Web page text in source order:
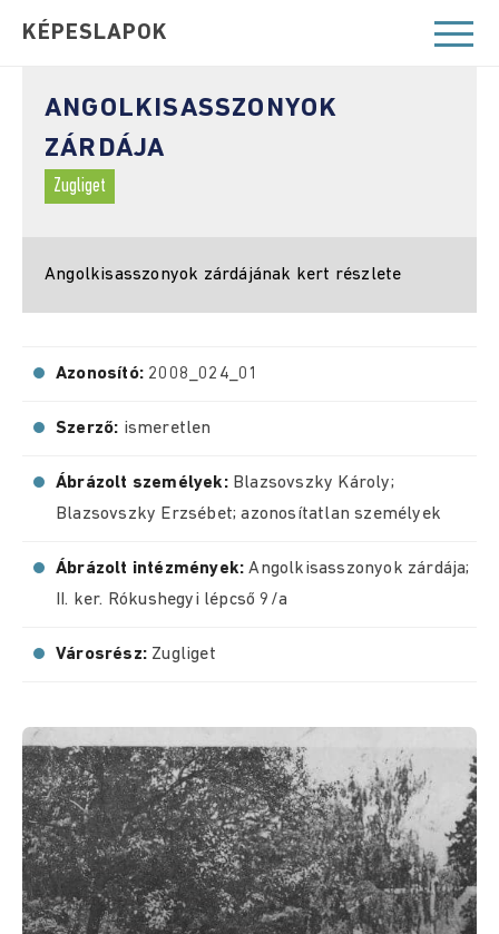
KÉPESLAPOK
ANGOLKISASSZONYOK
ZÁRDÁJA
Zugliget
Angolkisasszonyok zárdájának kert részlete
Azonosító: 2008_024_01
Szerző: ismeretlen
Ábrázolt személyek: Blazsovszky Károly;
Blazsovszky Erzsébet; azonosítatlan személyek
Ábrázolt intézmények:Angolkisasszonyok zárdája;
II. ker. Rókushegyi lépcső 9/a
Városrész: Zugliget